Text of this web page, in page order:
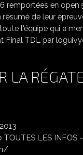
remportées en
de leur
l'équipe qui a
Final TDL par
LA
LES INFOS